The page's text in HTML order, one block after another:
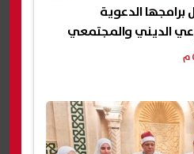
الدعوية
الديني والمجتمعي